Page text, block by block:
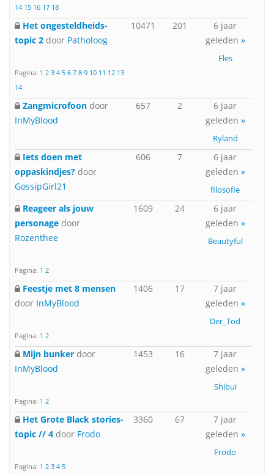
14 15 16 17 18
Het ongesteldheids-
topic 2 door Patholoog
Pagina: 1 2 3 4 5 6 7 8 9 10 11 12 13
14
10471 201
6 jaar
geleden »
Fles
Zangmicrofoon door
InMyBlood
657 2
6 jaar
geleden »
Ryland
Iets doen met
oppaskindjes? door
GossipGirl21
606 7
6 jaar
geleden »
filosofie
Reageer als jouw
personage door
Rozenthee
Pagina: 1 2
1609 24
6 jaar
geleden »
Beautyful
Feestje met 8 mensen
door InMyBlood
Pagina: 1 2
1406 17
7 jaar
geleden »
Der_Tod
Mijn bunker door
InMyBlood
Pagina: 1 2
1453 16
7 jaar
geleden »
Shibui
Het Grote Black stories-
topic // 4 door Frodo
Pagina: 1 2 3 4 5
3360 67
7 jaar
geleden »
Frodo